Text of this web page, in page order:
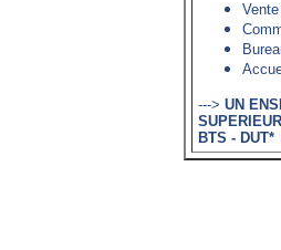
---> UN
BTS - DUT*